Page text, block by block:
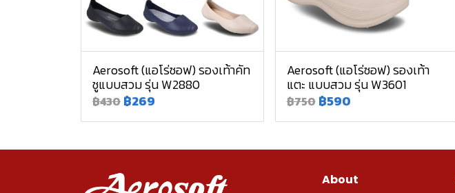
Aerosoft (แอโร่ซอฟ) รองเท้าคัท
ชูแบบสวม รุ่น W2880
฿430 ฿269
Aerosoft (แอโร่ซอฟ) รองเท้า
แตะ แบบสวม รุ่น W3601
฿750 ฿590
About